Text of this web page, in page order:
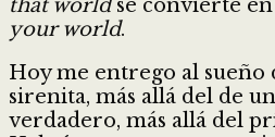
that worldse convierte en
your world.
Hoy me entrego al sueño
sirenita, más allá del de
verdadero, más allá del